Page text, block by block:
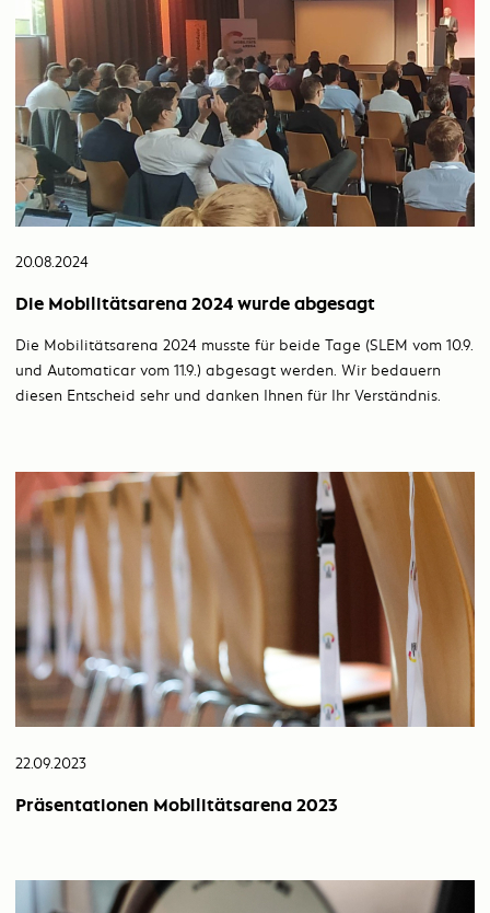
20.08.2024
Die Mobilitätsarena 2024 wurde abgesagt
Die Mobilitätsarena 2024 musste für beide Tage (SLEM vom 10.9.
und Automaticar vom 11.9.) abgesagt werden. Wir bedauern
diesen Entscheid sehr und danken Ihnen für Ihr Verständnis.
22.09.2023
Präsentationen Mobilitätsarena 2023